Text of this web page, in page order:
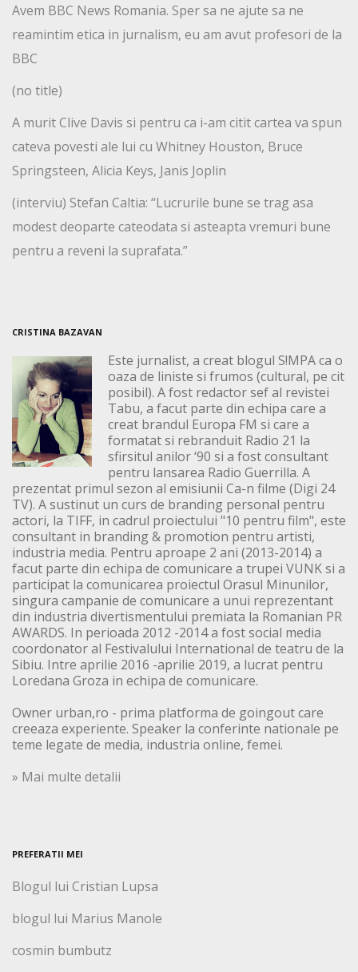
Avem BBC News Romania. Sper sa ne ajute sa ne
reamintim etica in jurnalism, eu am avut profesori de la
BBC
(no title)
A murit Clive Davis si pentru ca i-am citit cartea va spun
cateva povesti ale lui cu Whitney Houston, Bruce
Springsteen, Alicia Keys, Janis Joplin
(interviu) Stefan Caltia: “Lucrurile bune se trag asa
modest deoparte cateodata si asteapta vremuri bune
pentru a reveni la suprafata.”
CRISTINA BAZAVAN
Este jurnalist, a creat blogul S!MPA ca o
oaza de liniste si frumos (cultural, pe cit
posibil). A fost redactor sef al revistei
Tabu, a facut parte din echipa care a
creat brandul Europa FM si care a
formatat si rebranduit Radio 21 la
sfirsitul anilor ‘90 si a fost consultant
pentru lansarea Radio Guerrilla. A
prezentat primul sezon al emisiunii Ca-n filme (Digi 24
TV). A sustinut un curs de branding personal pentru
actori, la TIFF, in cadrul proiectului "10 pentru film", este
consultant in branding & promotion pentru artisti,
industria media. Pentru aproape 2 ani (2013-2014) a
facut parte din echipa de comunicare a trupei VUNK si a
participat la comunicarea proiectul Orasul Minunilor,
singura campanie de comunicare a unui reprezentant
din industria divertismentului premiata la Romanian PR
AWARDS. In perioada 2012 -2014 a fost social media
coordonator al Festivalului International de teatru de la
Sibiu. Intre aprilie 2016 -aprilie 2019, a lucrat pentru
Loredana Groza in echipa de comunicare.
Owner urban,ro - prima platforma de goingout care
creeaza experiente. Speaker la conferinte nationale pe
teme legate de media, industria online, femei.
» Mai multe detalii
PREFERATII MEI
Blogul lui Cristian Lupsa
blogul lui Marius Manole
cosmin bumbutz